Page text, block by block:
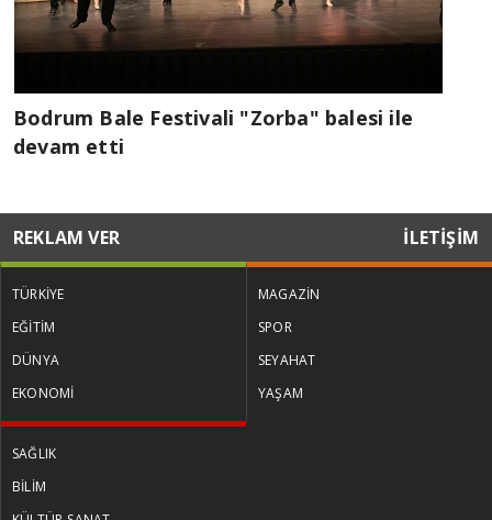
Bodrum Bale Festivali "Zorba" balesi ile
devam etti
REKLAM VER İLETİŞİM
TÜRKİYE
EĞİTİM
DÜNYA
EKONOMİ
MAGAZİN
SPOR
SEYAHAT
YAŞAM
SAĞLIK
BİLİM